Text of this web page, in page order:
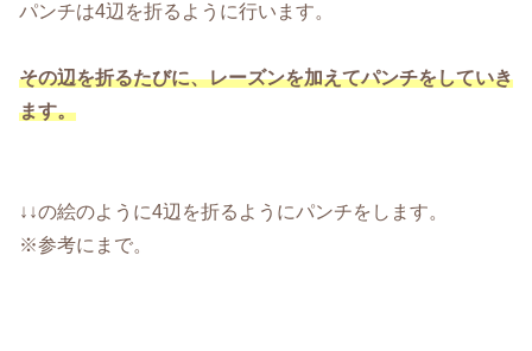
パンチは4辺を折るように行います。
その辺を折るたびに、レーズンを加えてパンチをしていき
ます。
↓↓の絵のように4辺を折るようにパンチをします。
※参考にまで。